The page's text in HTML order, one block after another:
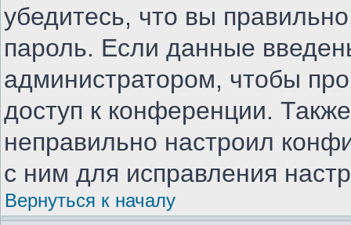
убедитесь, что вы
пароль. Если данные
администратором, чтобы
доступ к конференции.
неправильно настроил
с ним для исправления
Вернуться к началу